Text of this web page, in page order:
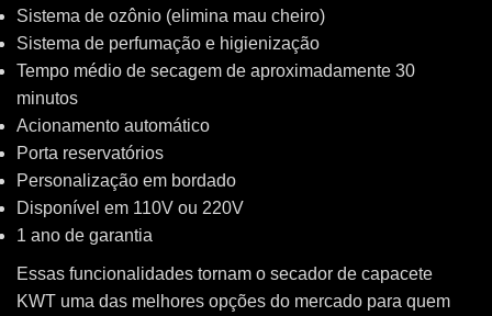
Sistema de ozônio (elimina mau cheiro)
Sistema de perfumação e higienização
Tempo médio de secagem de aproximadamente 30
minutos
Acionamento automático
Porta reservatórios
Personalização em bordado
Disponível em 110V ou 220V
1 ano de garantia
Essas funcionalidades tornam o secador de capacete
KWT uma das melhores opções do mercado para quem